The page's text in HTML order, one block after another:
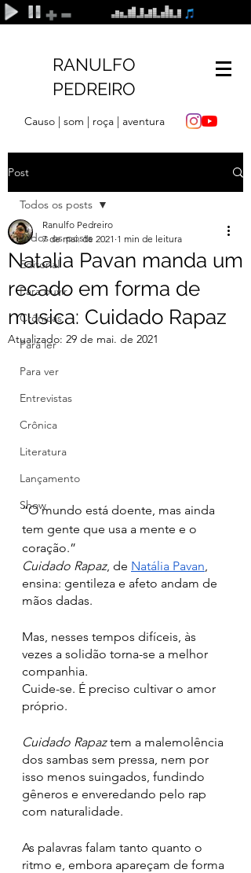
RANULFO
PEDREIRO
Causo | som | roça | aventura
Post
Todos os posts
Editorial
Para ouvir
Crônicas
Para ler
Para ver
Entrevistas
Crônica
Literatura
Lançamento
Show
Todos os posts
Natalia Pavan manda um
recado em forma de
musica: Cuidado Rapaz
Ranulfo Pedreiro
7 de mai. de 2021 1 min de leitura
Atualizado: 29 de mai. de 2021
“O mundo está doente, mas ainda
tem gente que usa a mente e o
coração.”
Cuidado Rapaz, de Natália Pavan
ensina: gentileza e afeto andam de
mãos dadas.
Mas, nesses tempos difíceis, às
vezes a solidão torna-se a melhor
companhia.
Cuide-se. É preciso cultivar o amor
próprio.
Cuidado Rapaz tem a malemolência
dos sambas sem pressa, nem por
isso menos suingados, fundindo
gêneros e enveredando pelo rap
com naturalidade.
As palavras falam tanto quanto o
ritmo e, embora apareçam de forma